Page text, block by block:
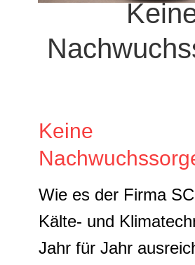
Keine
Wie es der Firma
Kälte- und
Jahr für Jahr